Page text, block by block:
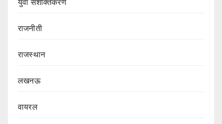
युवा सशक्तिकरण
राजनीती
राजस्थान
लखनऊ
वायरल